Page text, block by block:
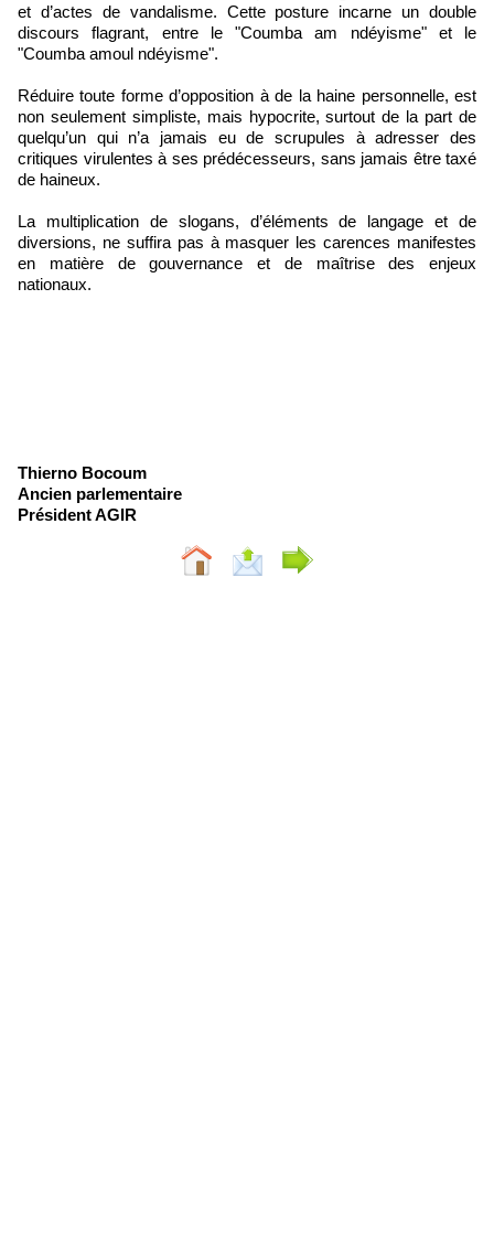
et d’actes de vandalisme. Cette posture incarne un double
discours flagrant, entre le "Coumba am ndéyisme" et le
"Coumba amoul ndéyisme".
Réduire toute forme d’opposition à de la haine personnelle, est
non seulement simpliste, mais hypocrite, surtout de la part de
quelqu’un qui n’a jamais eu de scrupules à adresser des
critiques virulentes à ses prédécesseurs, sans jamais être taxé
de haineux.
La multiplication de slogans, d’éléments de langage et de
diversions, ne suffira pas à masquer les carences manifestes
en matière de gouvernance et de maîtrise des enjeux
nationaux.
Thierno Bocoum
Ancien parlementaire
Président AGIR